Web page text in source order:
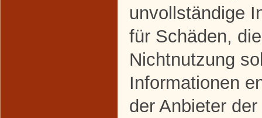
unvollständige
für Schäden,
Nichtnutzung
Informationen
der Anbieter